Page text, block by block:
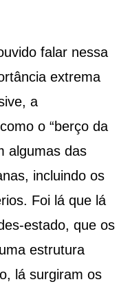
falar nessa
extrema
a
o “berço da
algumas das
incluindo os
Foi lá que lá
estado, que os
estrutura
lá surgiram os